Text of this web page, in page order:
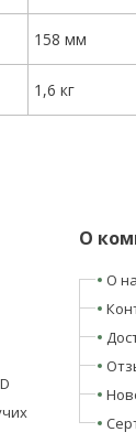
158 мм
1,6 кг
О
О